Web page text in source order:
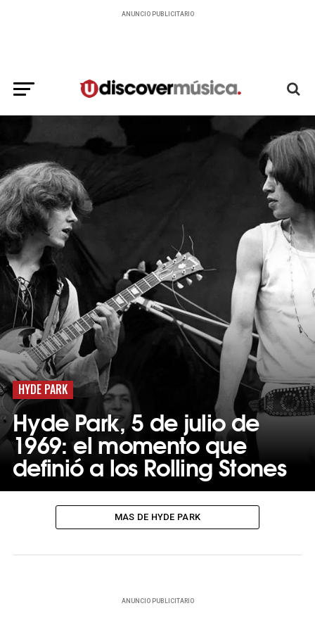
ANUNCIO PUBLICITARIO
HYDE PARK
Hyde Park, 5 de julio de
1969: el momento que
definió a los Rolling Stones
MAS DE HYDE PARK
ANUNCIO PUBLICITARIO